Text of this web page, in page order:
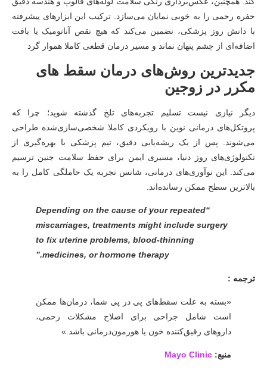
حفره رحمی را به خوبی نمایان می‌سازد. ترکیب این ابزارهای پیشرفته
با دانش روز پزشکی، تضمین می‌کند که هیچ نقص آناتومیک یا بافت
اضافه‌ای از چشم پنهان نماند و مسیر درمان قطعی کاملا هموار گرد
جدیدترین روش‌های درمان سقط های
مکرر در زوجین
دیگر نیازی نیست تسلیم تجربه‌های تلخ گذشته شوید؛ چرا که
پروتکل‌های درمانی نوین با رویکردی کاملا شخصی‌سازی‌شده طراحی
می‌شوند. پس از یک ریشه‌یابی دقیق، تیم پزشکی با بهره‌گیری از
تکنولوژی‌های روز دنیا، مسیری ایمن برای حفظ سلامت جنین ترسیم
می‌کند. این نوآوری‌های درمانی، شانس تجربه یک حاملگی کامل را به
بالاترین سطح ممکن رسانده‌اند.
“Depending on the cause of your repeated
miscarriages, treatments might include surgery
to fix uterine problems, blood-thinning
medicines, or hormone therapy.”
ترجمه :
«بسته به علت سقط‌های پی در پی شما، درمان‌ها ممکن
است شامل جراحی برای اصلاح مشکلات رحمی،
داروهای رقیق‌کننده خون یا هورمون‌درمانی باشد.»
منبع: Mayo Clinic